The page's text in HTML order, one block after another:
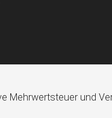
Mehrwertsteuer und